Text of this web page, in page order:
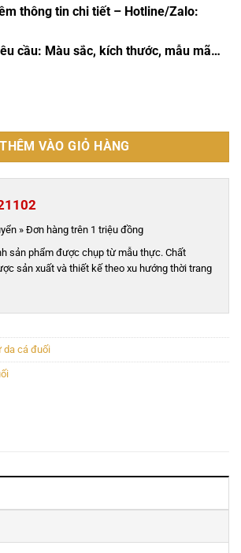
thông tin chi tiết – Hotline/Zalo:
cầu: Màu sắc, kích thước, mẫu mã…
TXND022D số lượng
THÊM VÀO GIỎ HÀNG
» Đơn hàng trên 1 triệu đồng
sản phẩm được chụp từ mẫu thực. Chất
sản xuất và thiết kế theo xu hướng thời trang
da cá đuối